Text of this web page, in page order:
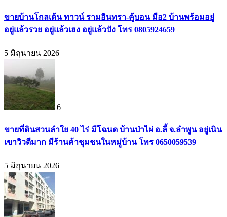
ขายบ้านโกลเด้น ทาวน์ รามอินทรา-คู้บอน มือ2 บ้านพร้อมอยู่
อยู่แล้วรวย อยู่แล้วเฮง อยู่แล้วปัง โทร 0805924659
5 มิถุนายน 2026
6
ขายที่ดินสวนลำใย 40 ไร่ มีโฉนด บ้านป่าไผ่ อ.ลี้ จ.ลำพูน อยู่เนิน
เขาวิวดีมาก มีร้านค้าชุมชนในหมู่บ้าน โทร 0650059539
5 มิถุนายน 2026